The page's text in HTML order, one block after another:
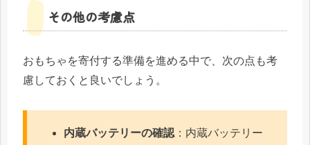
その他の考慮点
おもちゃを寄付する準備を進める中で、次の点も考
慮しておくと良いでしょう。
内蔵バッテリーの確認 ：内蔵バッテリー